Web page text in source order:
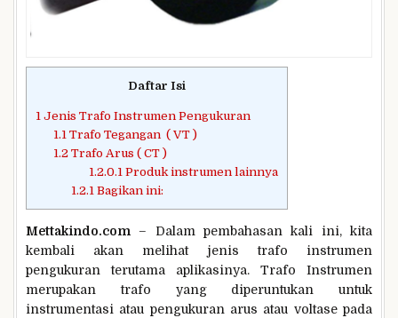
Daftar Isi
1 Jenis Trafo Instrumen Pengukuran
1.1Trafo Tegangan ( VT )
1.2Trafo Arus ( CT )
1.2.0.1Produk instrumen lainnya
1.2.1Bagikan ini:
Mettakindo.com – Dalam pembahasan kali ini, kita
kembali akan melihat jenis trafo instrumen
pengukuran terutama aplikasinya. Trafo Instrumen
merupakan trafo yang diperuntukan untuk
instrumentasi atau pengukuran arus atau voltase pada